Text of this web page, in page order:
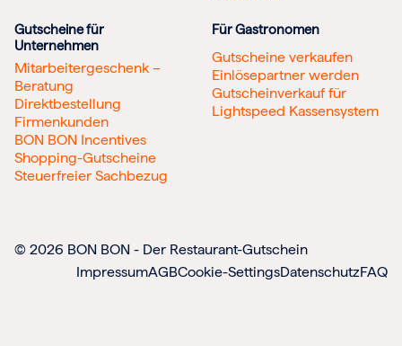
Gutscheine für
Unternehmen
Mitarbeitergeschenk –
Beratung
Direktbestellung
Firmenkunden
BON BON Incentives
Shopping-Gutscheine
Steuerfreier Sachbezug
Für Gastronomen
Gutscheine verkaufen
Einlösepartner werden
Gutscheinverkauf für
Lightspeed Kassensystem
© 2026 BON BON - Der Restaurant-Gutschein
ImpressumAGBCookie-SettingsDatenschutzFAQ